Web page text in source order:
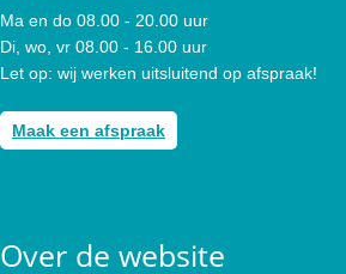
Ma en do 08.00 - 20.00 uur
Di, wo, vr 08.00 - 16.00 uur
Let op: wij werken uitsluitend op afspraak!
Maak een afspraak
Over de website